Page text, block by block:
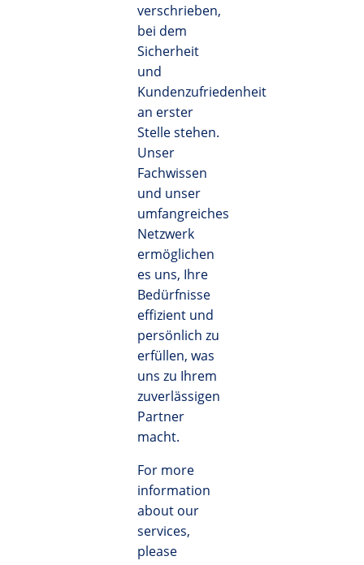
verschrieben,
bei dem
Sicherheit
und
Kundenzufriedenheit
an erster
Stelle stehen.
Unser
Fachwissen
und unser
umfangreiches
Netzwerk
ermöglichen
es uns, Ihre
Bedürfnisse
effizient und
persönlich zu
erfüllen, was
uns zu Ihrem
zuverlässigen
Partner
macht.
For more
information
about our
services,
please